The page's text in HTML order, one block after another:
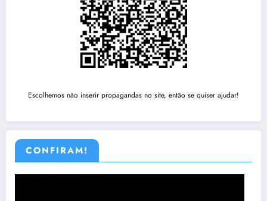
Escolhemos não inserir propagandas no site, então se quiser ajudar!
CONFIRAM!